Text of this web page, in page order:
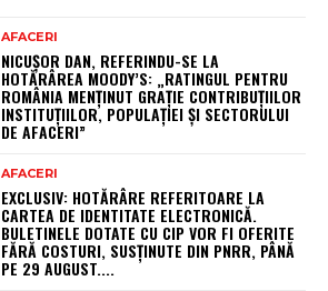
AFACERI
NICUȘOR DAN, REFERINDU-SE LA
HOTĂRÂREA MOODY’S: „RATINGUL PENTRU
ROMÂNIA MENȚINUT GRAȚIE CONTRIBUȚIILOR
INSTITUȚIILOR, POPULAȚIEI ȘI SECTORULUI
DE AFACERI”
AFACERI
EXCLUSIV: HOTĂRÂRE REFERITOARE LA
CARTEA DE IDENTITATE ELECTRONICĂ.
BULETINELE DOTATE CU CIP VOR FI OFERITE
FĂRĂ COSTURI, SUSȚINUTE DIN PNRR, PÂNĂ
PE 29 AUGUST....